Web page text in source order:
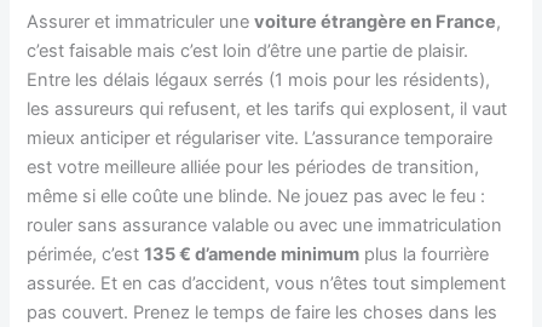
Assurer et immatriculer unevoiture étrangère en France,
c’est faisable mais c’est loin d’être une partie de plaisir.
Entre les délais légaux serrés (1 mois pour les résidents),
les assureurs qui refusent, et les tarifs qui explosent, il vaut
mieux anticiper et régulariser vite. L’assurance temporaire
est votre meilleure alliée pour les périodes de transition,
même si elle coûte une blinde. Ne jouez pas avec le feu :
rouler sans assurance valable ou avec une immatriculation
périmée, c’est135 € d’amende minimum plus la fourrière
assurée. Et en cas d’accident, vous n’êtes tout simplement
pas couvert. Prenez le temps de faire les choses dans les